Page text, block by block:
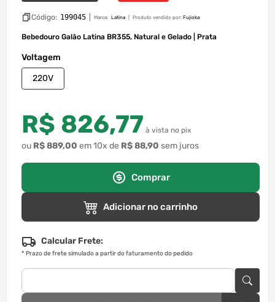
Código: 199045 Marca: Latina Produto vendido por: Fujioka
Bebedouro Galão Latina BR355, Natural e Gelado | Prata
Voltagem
220V
R$ 826,77 à vista no pix
ou R$889,00 em10x de R$88,90 sem juros
Comprar
Adicionar no carrinho
Calcular Frete:
* Prazo de frete simulado a partir do faturamento do pedido